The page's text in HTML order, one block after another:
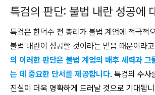
특검의 판단: 불법 내란 성공에
특검은 한덕수 전 총리가 불법 계엄에 적극적
불법 내란이 성공할 것이라는 믿음 때문이라
의 이러한 판단은 불법 계엄의 배후 세력과 그
는 데 중요한 단서를 제공합니다. 특검의 수사
진실이 더욱 명확하게 드러날 것으로 기대됩